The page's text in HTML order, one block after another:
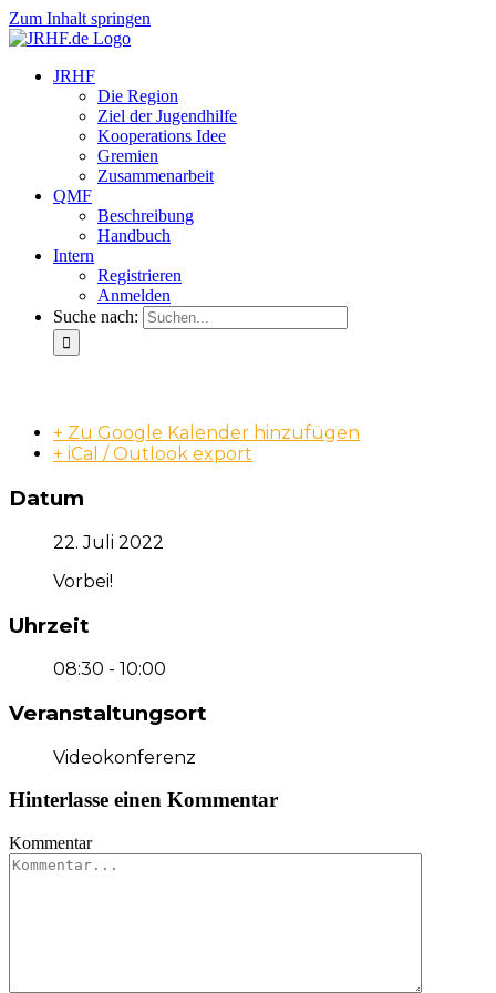
Zum Inhalt springen
JRHF
Die Region
Ziel der Jugendhilfe
Kooperations Idee
Gremien
Zusammenarbeit
QMF
Beschreibung
Handbuch
Intern
Registrieren
Anmelden
Suche nach:
+ Zu Google Kalender hinzufügen
+ iCal / Outlook export
Datum
22. Juli 2022
Vorbei!
Uhrzeit
08:30 - 10:00
Veranstaltungsort
Videokonferenz
Hinterlasse einen Kommentar
Kommentar